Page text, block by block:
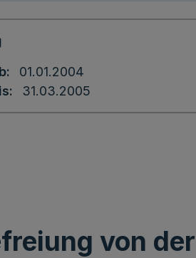
01.01.2004
31.03.2005
von der